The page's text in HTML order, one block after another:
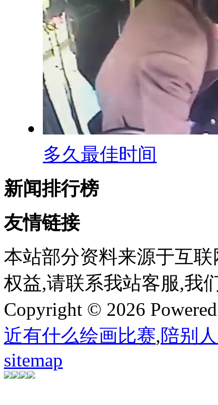
多久最佳时间
新闻排行榜
友情链接
本站部分资料来源于互
权益,请联系我站客服,我
Copyright © 2026
近有什么绘画比赛,陪别
sitemap